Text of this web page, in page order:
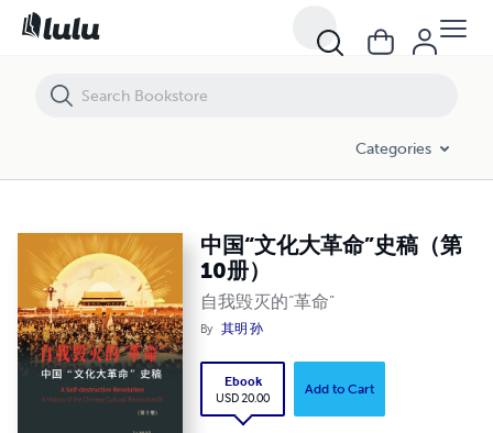
Categories
中国“文化大革命”史稿（第
10册）
自我毁灭的“革命”
By 其明 孙
Ebook
USD 20.00
Add to Cart
中国“文化大革命”史稿（第10册）